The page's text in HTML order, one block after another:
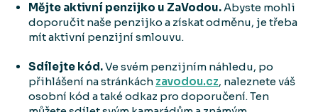
Mějte aktivní penzijko u ZaVodou.Abyste mohli
doporučit naše penzijko a získat odměnu, je třeba
mít aktivní penzijní smlouvu.
Sdílejte kód.Ve svém penzijním náhledu, po
přihlášení na stránkách zavodou.cz, naleznete váš
osobní kód a také odkaz pro doporučení. Ten